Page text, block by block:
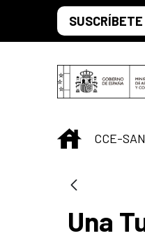
Saltar al contenido
INICIO
CCE-
Una